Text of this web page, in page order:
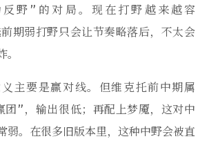
野”的对局。现在打野越来越容
期弱打野只会让节奏略落后，不太会
主要是赢对线。但维克托前中期属
团”，输出很低；再配上梦魇，这对中
弱。在很多旧版本里，这种中野会被直